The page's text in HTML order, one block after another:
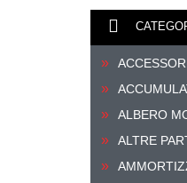
ALBERO
ALTRE